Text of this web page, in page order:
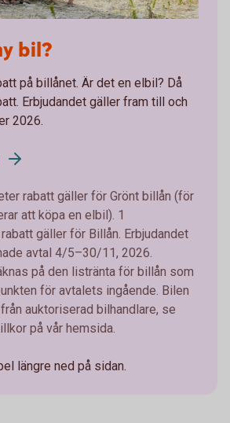
bil?
på billånet. Är det en elbil? Då
Erbjudandet gäller fram till och
2026.
rabatt gäller för Grönt billån (för
att köpa en elbil). 1
gäller för Billån. Erbjudandet
avtal 4/5–30/11, 2026.
på den listränta för billån som
för avtalets ingående. Bilen
auktoriserad bilhandlare, se
på vår hemsida.
längre ned på sidan.